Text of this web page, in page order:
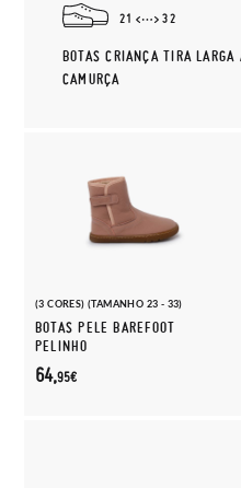
21 32
BOTAS CRIANÇA TIRA LARGA
CAMURÇA
(3 CORES) (TAMANHO 23 - 33)
BOTAS PELE BAREFOOT
PELINHO
64,95€